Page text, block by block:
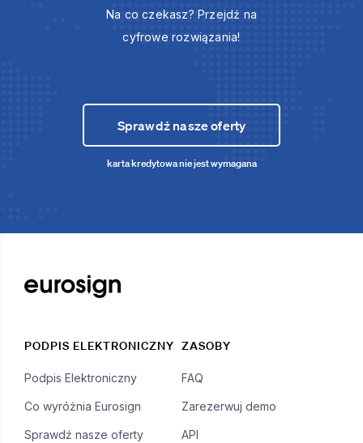
Na co czekasz? Przejdź na
cyfrowe rozwiązania!
Sprawdź nasze oferty
karta kredytowa nie jest wymagana
PODPIS ELEKTRONICZNY
Podpis Elektroniczny
Co wyróżnia Eurosign
Sprawdź nasze oferty
ZASOBY
FAQ
Zarezerwuj demo
API